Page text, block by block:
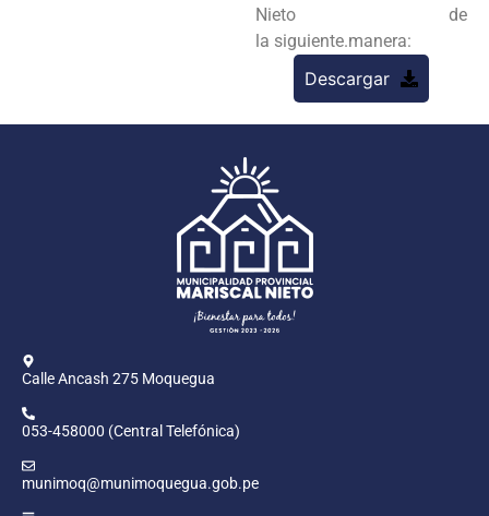
Nieto de
la siguiente.manera:
Descargar
Calle Ancash 275 Moquegua
053-458000 (Central Telefónica)
munimoq@munimoquegua.gob.pe